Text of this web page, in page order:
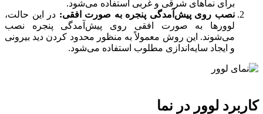
برای نماهای شرقی و غربی استفاده می‌شود.
نصب روی پیش‌آمدگی پنجره به صورت افقی: در این حالت،
لوورها به صورت افقی روی پیش‌آمدگی پنجره نصب
می‌شوند. این روش معمولاً به منظور محدود کردن دید بیرونی
و ایجاد سایه‌اندازی مطلوب استفاده می‌شود.
کاربرد لوور در نما